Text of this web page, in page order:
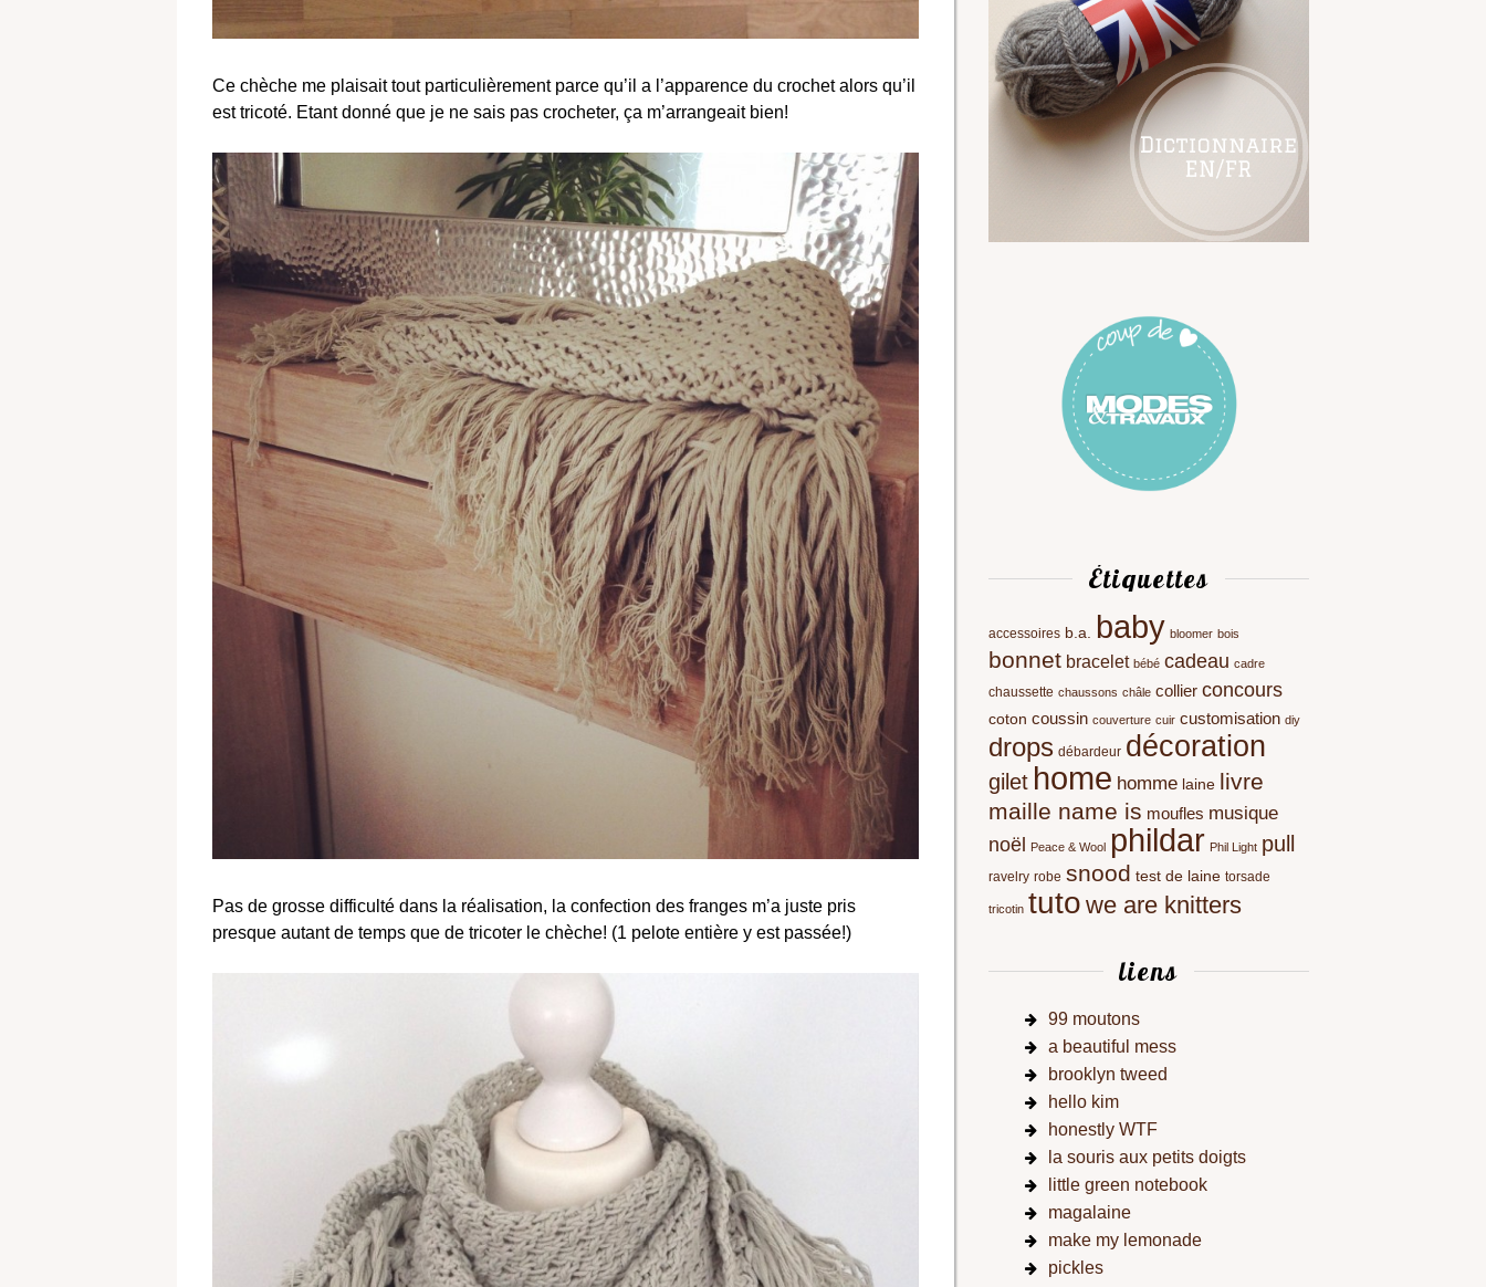
Ce chèche me plaisait tout particulièrement parce qu’il a l’apparence du crochet alors qu’il
est tricoté. Etant donné que je ne sais pas crocheter, ça m’arrangeait bien!
Pas de grosse difficulté dans la réalisation, la confection des franges m’a juste pris
presque autant de temps que de tricoter le chèche! (1 pelote entière y est passée!)
Étiquettes
accessoires b.a. baby bloomer bois
bonnet bracelet bébé cadeau cadre
chaussette chaussons châle collier concours
coton coussin couverture cuir customisation diy
drops débardeur décoration
gilet home homme laine livre
maille name is moufles musique
noël Peace & Wool phildar Phil Light pull
ravelry robe snood test de laine torsade
tricotin tuto we are knitters
liens
99 moutons
a beautiful mess
brooklyn tweed
hello kim
honestly WTF
la souris aux petits doigts
little green notebook
magalaine
make my lemonade
pickles